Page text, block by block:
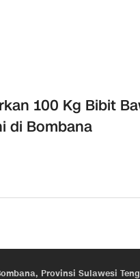
100 Kg Bibit
di Bombana
Provinsi Sulawesi